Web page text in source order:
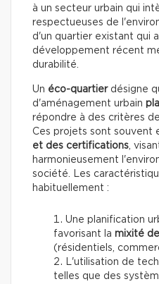
à un secteur urbain qui
respectueuses de
d'un quartier existant qui
développement récent
durabilité.
Un éco-quartierdésigne
d'aménagement urbain
répondre à des critères
Ces projets sont souvent
et des certifications ,
harmonieusement
société. Les
habituellement :
Une planification
favorisant la mixité
(résidentiels,
L'utilisation de
telles que des